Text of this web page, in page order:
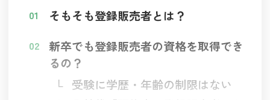
そもそも登録販売者とは？
新卒でも登録販売者の資格を取得でき
るの？
受験に学歴・年齢の制限はない